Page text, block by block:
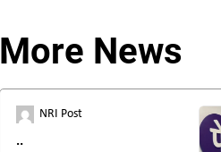
More News
NRI Post
..